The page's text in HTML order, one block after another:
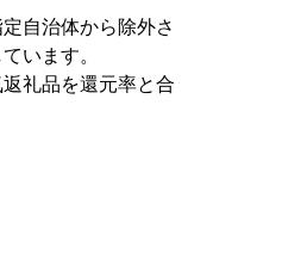
自治体から除外さ
います。
礼品を還元率と合